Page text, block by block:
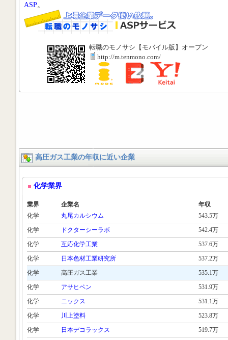
ASP。
転職のモノサシ【モバイル版】オープン
http://m.tenmono.com/
高圧ガス工業の年収に近い企業
化学業界
業界 企業名
年収
化学
丸尾カルシウム
543.5万
化学
ドクターシーラボ
542.4万
化学
互応化学工業
537.6万
化学
日本色材工業研究所
537.2万
化学
高圧ガス工業
535.1万
化学
アサヒペン
531.9万
化学
ニックス
531.1万
化学
川上塗料
523.8万
化学
日本デコラックス
519.7万